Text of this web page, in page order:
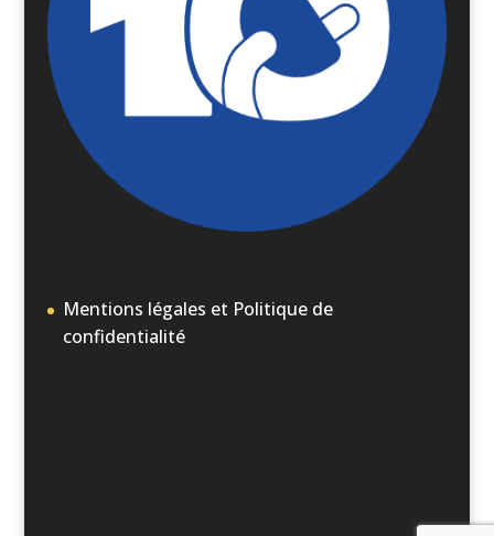
Mentions légales et Politique de
confidentialité